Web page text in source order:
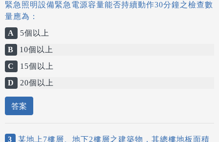
緊急照明設備緊急電源容量能否持續動作30分鐘之檢查數
量應為：
A
5個以上
B
10個以上
C
15個以上
D
20個以上
答案
3
某地上7樓層、地下2樓層之建築物，其總樓地板面積